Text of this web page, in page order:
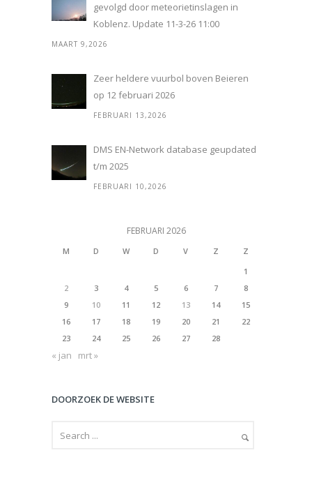
gevolgd door meteorietinslagen in
Koblenz. Update 11-3-26 11:00
MAART 9,2026
Zeer heldere vuurbol boven Beieren
op 12 februari 2026
FEBRUARI 13,2026
DMS EN-Network database geupdated
t/m 2025
FEBRUARI 10,2026
FEBRUARI 2026
M D W D V Z
Z
1
2
3 4 5 6 7
8
9
10 11 12 13 14
15
16
17 18 19 20 21
22
23
24 25 26 27 28
« jan mrt »
DOORZOEK DE WEBSITE